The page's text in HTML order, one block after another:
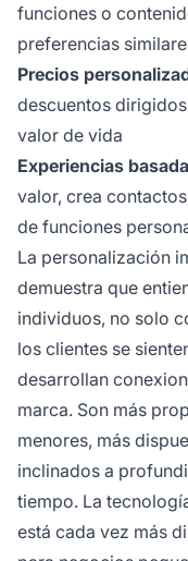
funciones o
preferencias
Precios
descuentos
valor de vida
Experiencias
valor, crea
de funciones
La personalización
demuestra que
individuos, no solo
los clientes se
desarrollan
marca. Son más
menores, más
inclinados a
tiempo. La
está cada vez más